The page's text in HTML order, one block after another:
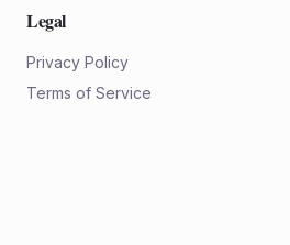
Legal
Privacy Policy
Terms of Service